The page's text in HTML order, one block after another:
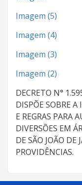
Imagem (5)
Imagem (4)
Imagem (3)
Imagem (2)
DECRETO N°
DISPÕE SOBRE
E REGRAS PARA
DIVERSÕES EM
DE SÃO JOÃO DE
PROVIDÊNCIAS.